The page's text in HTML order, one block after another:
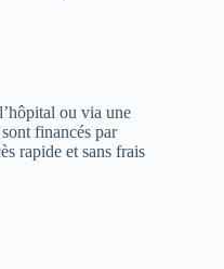
ou via une
financés par
rapide et sans frais